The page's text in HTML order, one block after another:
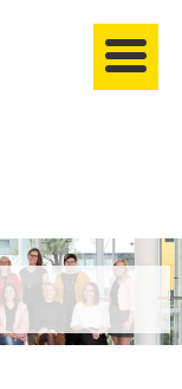
anmelden